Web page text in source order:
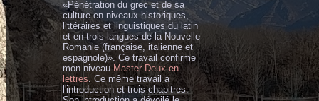
«Pénétration du grec et de sa
culture en niveaux historiques,
littéraires et linguistiques du latin
et en trois langues de la Nouvelle
Romanie (française, italienne et
espagnole)». Ce travail confirme
mon niveau Master Deux en
lettres. Ce même travail a
l'introduction et trois chapitres.